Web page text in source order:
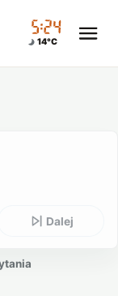
05:24
14°C
Dalej